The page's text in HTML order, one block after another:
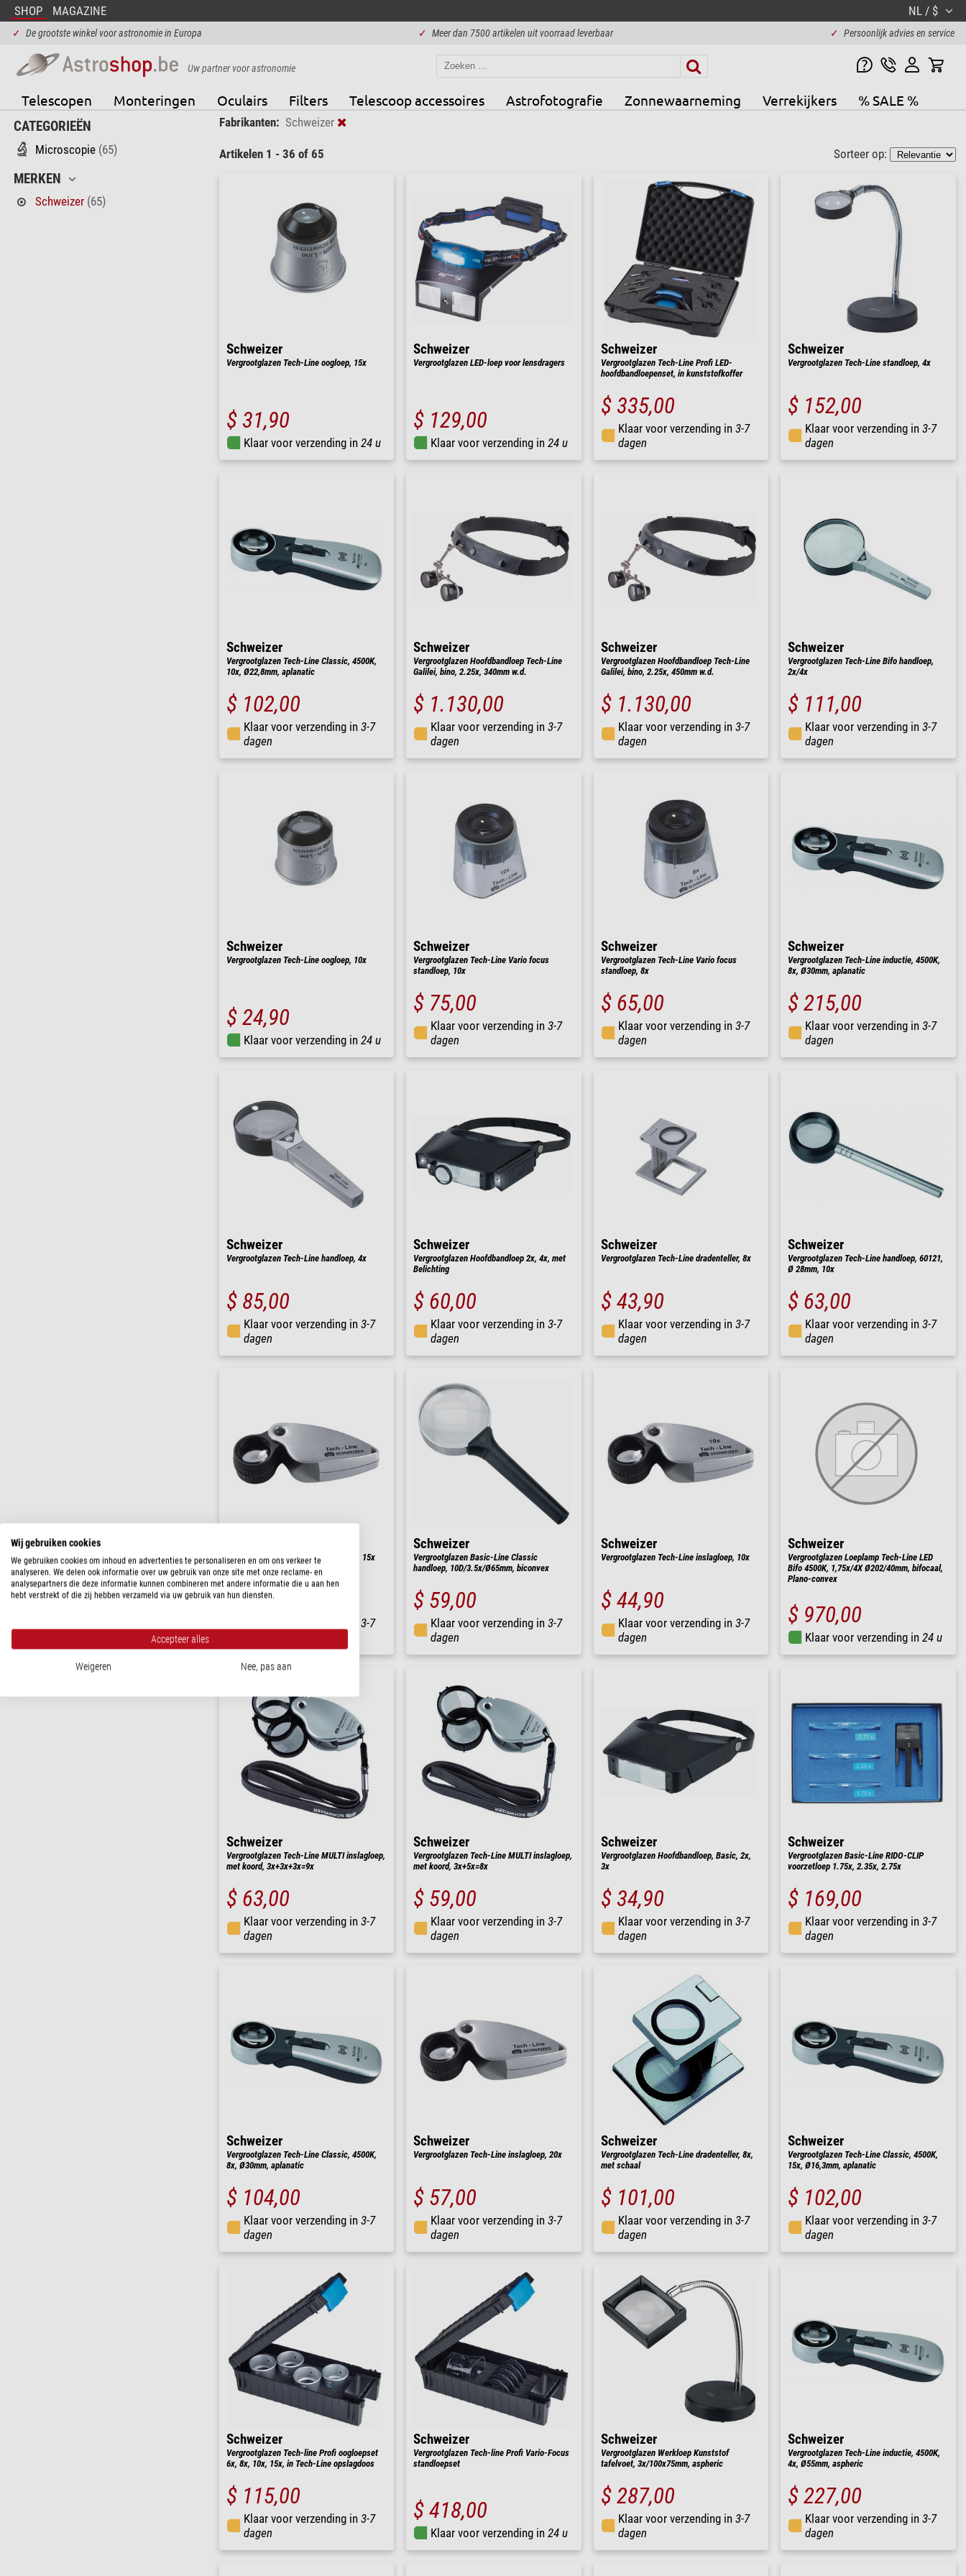
SHOP MAGAZINE NL / $
✓ De grootste winkel voor astronomie in Europa ✓ Meer dan 7500 artikelen uit voorraad leverbaar ✓ Persoonlijk advies en service
Uw partner voor astronomie
Telescopen Monteringen Oculairs Filters Telescoop accessoires Astrofotografie Zonnewaarneming Verrekijkers % SALE %
CATEGORIEËN
Microscopie (65)
MERKEN
Schweizer (65)
Fabrikanten: Schweizer
Artikelen 1 - 36 of 65 Sorteer op:
Schweizer
Vergrootglazen Tech-Line oogloep, 15x
$ 31,90
Klaar voor verzending in 24 u
Schweizer
Vergrootglazen LED-loep voor lensdragers
$ 129,00
Klaar voor verzending in 24 u
Schweizer
Vergrootglazen Tech-Line Profi LED-
hoofdbandloepenset, in kunststofkoffer
$ 335,00
Klaar voor verzending in 3-7
dagen
Schweizer
Vergrootglazen Tech-Line standloep, 4x
$ 152,00
Klaar voor verzending in 3-7
dagen
Schweizer
Vergrootglazen Tech-Line Classic, 4500K,
10x, Ø22,8mm, aplanatic
$ 102,00
Klaar voor verzending in 3-7
dagen
Schweizer
Vergrootglazen Hoofdbandloep Tech-Line
Galilei, bino, 2.25x, 340mm w.d.
$ 1.130,00
Klaar voor verzending in 3-7
dagen
Schweizer
Vergrootglazen Hoofdbandloep Tech-Line
Galilei, bino, 2.25x, 450mm w.d.
$ 1.130,00
Klaar voor verzending in 3-7
dagen
Schweizer
Vergrootglazen Tech-Line Bifo handloep,
2x/4x
$ 111,00
Klaar voor verzending in 3-7
dagen
Schweizer
Vergrootglazen Tech-Line oogloep, 10x
$ 24,90
Klaar voor verzending in 24 u
Schweizer
Vergrootglazen Tech-Line Vario focus
standloep, 10x
$ 75,00
Klaar voor verzending in 3-7
dagen
Schweizer
Vergrootglazen Tech-Line Vario focus
standloep, 8x
$ 65,00
Klaar voor verzending in 3-7
dagen
Schweizer
Vergrootglazen Tech-Line inductie, 4500K,
8x, Ø30mm, aplanatic
$ 215,00
Klaar voor verzending in 3-7
dagen
Schweizer
Vergrootglazen Tech-Line handloep, 4x
$ 85,00
Klaar voor verzending in 3-7
dagen
Schweizer
Vergrootglazen Hoofdbandloep 2x, 4x, met
Belichting
$ 60,00
Klaar voor verzending in 3-7
dagen
Schweizer
Vergrootglazen Tech-Line dradenteller, 8x
$ 43,90
Klaar voor verzending in 3-7
dagen
Schweizer
Vergrootglazen Tech-Line handloep, 60121,
Ø 28mm, 10x
$ 63,00
Klaar voor verzending in 3-7
dagen
Vergrootglazen Tech-Line inslagloep, 15x
$ 52,00
3-7
Schweizer
Vergrootglazen Basic-Line Classic
handloep, 10D/3.5x/Ø65mm, biconvex
$ 59,00
Klaar voor verzending in 3-7
dagen
Schweizer
Vergrootglazen Tech-Line inslagloep, 10x
$ 44,90
Klaar voor verzending in 3-7
dagen
Schweizer
Vergrootglazen Loeplamp Tech-Line LED
Bifo 4500K, 1,75x/4X Ø202/40mm, bifocaal,
Plano-convex
$ 970,00
Klaar voor verzending in 24 u
Schweizer
Vergrootglazen Tech-Line MULTI inslagloep,
met koord, 3x+3x+3x=9x
$ 63,00
Klaar voor verzending in 3-7
dagen
Schweizer
Vergrootglazen Tech-Line MULTI inslagloep,
met koord, 3x+5x=8x
$ 59,00
Klaar voor verzending in 3-7
dagen
Schweizer
Vergrootglazen Hoofdbandloep, Basic, 2x,
3x
$ 34,90
Klaar voor verzending in 3-7
dagen
Schweizer
Vergrootglazen Basic-Line RIDO-CLIP
voorzetloep 1.75x, 2.35x, 2.75x
$ 169,00
Klaar voor verzending in 3-7
dagen
Schweizer
Vergrootglazen Tech-Line Classic, 4500K,
8x, Ø30mm, aplanatic
$ 104,00
Klaar voor verzending in 3-7
dagen
Schweizer
Vergrootglazen Tech-Line inslagloep, 20x
$ 57,00
Klaar voor verzending in 3-7
dagen
Schweizer
Vergrootglazen Tech-Line dradenteller, 8x,
met schaal
$ 101,00
Klaar voor verzending in 3-7
dagen
Schweizer
Vergrootglazen Tech-Line Classic, 4500K,
15x, Ø16,3mm, aplanatic
$ 102,00
Klaar voor verzending in 3-7
dagen
Schweizer
Vergrootglazen Tech-line Profi oogloepset
6x, 8x, 10x, 15x, in Tech-Line opslagdoos
$ 115,00
Klaar voor verzending in 3-7
dagen
Schweizer
Vergrootglazen Tech-line Profi Vario-Focus
standloepset
$ 418,00
Klaar voor verzending in 24 u
Schweizer
Vergrootglazen Werkloep Kunststof
tafelvoet, 3x/100x75mm, aspheric
$ 287,00
Klaar voor verzending in 3-7
dagen
Schweizer
Vergrootglazen Tech-Line inductie, 4500K,
4x, Ø55mm, aspheric
$ 227,00
Klaar voor verzending in 3-7
dagen
Wij gebruiken cookies
We gebruiken cookies om inhoud en advertenties te personaliseren en om ons verkeer te
analyseren. We delen ook informatie over uw gebruik van onze site met onze reclame- en
analysepartners die deze informatie kunnen combineren met andere informatie die u aan hen
hebt verstrekt of die zij hebben verzameld via uw gebruik van hun diensten.
Accepteer alles
Weigeren Nee, pas aan